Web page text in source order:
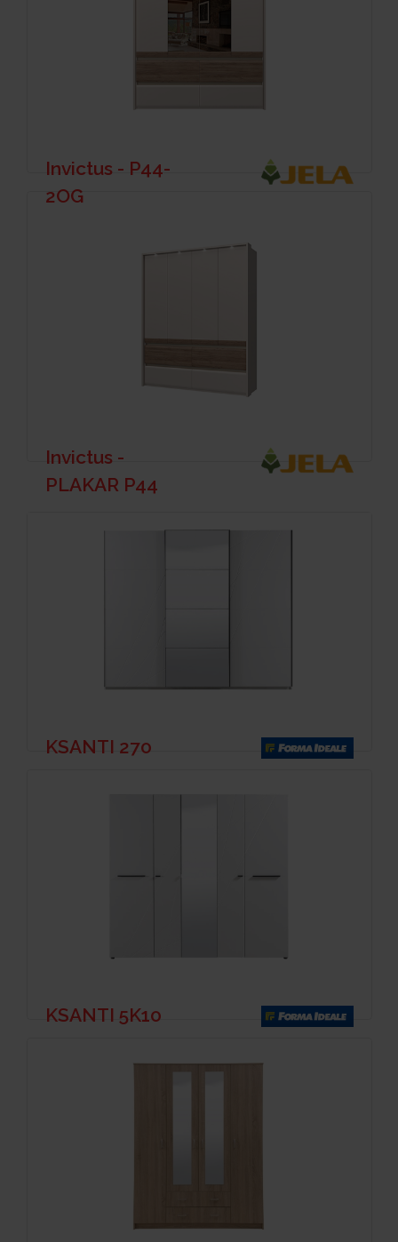
Invictus - P44-
2OG
Invictus -
PLAKAR P44
KSANTI 270
KSANTI 5K10